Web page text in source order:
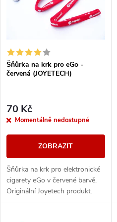
í
p
r
o
u
k
Abecedně
p
s
p
r
o
d
u
k
Šňůrka na krk pro eGo -
červená (JOYETECH)
70 Kč
Momentálně nedostupné
ZOBRAZIT
Šňůrka na krk pro elektronické
cigarety eGo v červené barvě.
Originální Joyetech produkt.